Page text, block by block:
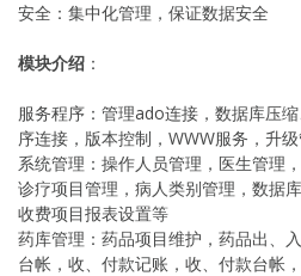
安全：集中化管理，保证数据安全
模块介绍 ：
服务程序：管理ado连接，数据库压
序连接，版本控制，WWW服务，升
系统管理：操作人员管理，医生管理
诊疗项目管理，病人类别管理，数据
收费项目报表设置等
药库管理：药品项目维护，药品出、
台帐，收、付款记账，收、付款台帐